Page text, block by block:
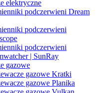
elektryczne
podczerwieni Dream
podczerwieni
podczerwieni
| SunRay
gazowe
gazowe Kratki
gazowe Planika